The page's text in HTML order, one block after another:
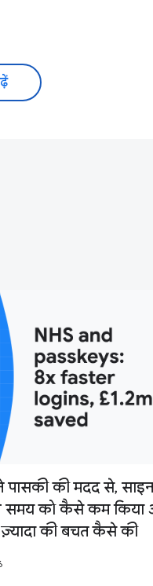
पासकी की मदद से,
समय को कैसे कम किया
की बचत कैसे की